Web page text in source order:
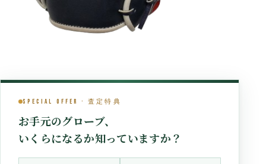
Special Offer · 査定特典
お手元のグローブ、
いくらになるか知っていますか？